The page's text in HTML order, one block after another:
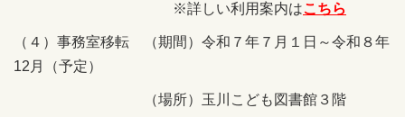
※詳しい利用案内はこちら
（４）事務室移転 （期間）令和７年７月１日～令和８年
12月（予定）
（場所）玉川こども図書館３階